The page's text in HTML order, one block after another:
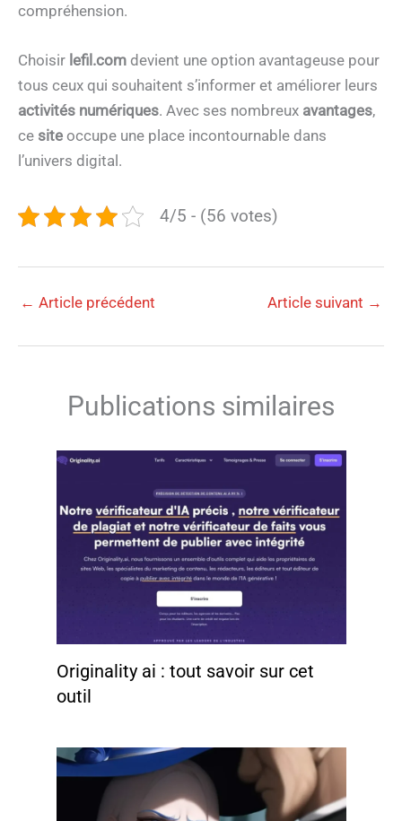
compréhension.
Choisir lefil.com devient une option avantageuse pour
tous ceux qui souhaitent s’informer et améliorer leurs
activités numériques. Avec ses nombreux avantages,
ce site occupe une place incontournable dans
l’univers digital.
4/5 - (56 votes)
← Article précédent Article suivant →
Publications similaires
Originality ai : tout savoir sur cet
outil